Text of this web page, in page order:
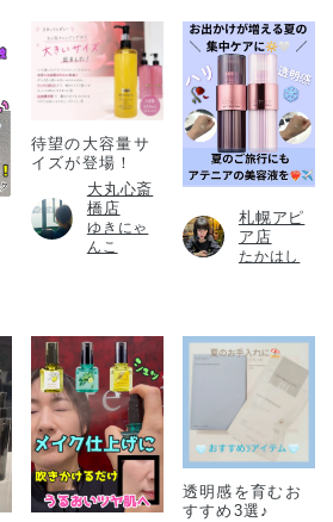
待望の大容量サ
イズが登場！
大丸心斎
橋店
ゆきにゃ
んこ
札幌アピ
ア店
たかはし
透明感を育むお
すすめ3選♪